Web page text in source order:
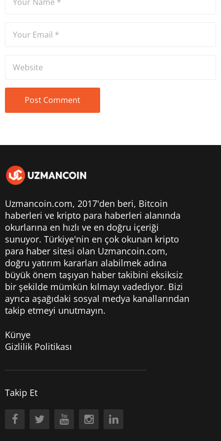
Uzmancoin.com, 2017'den beri, Bitcoin
haberleri ve kripto para haberleri alanında
okurlarına en hızlı ve en doğru içeriği
sunuyor. Türkiye'nin en çok okunan kripto
para haber sitesi olan Uzmancoin.com,
doğru yatırım kararları alabilmek adına
büyük önem taşıyan haber takibini eksiksiz
bir şekilde mümkün kılmayı vadediyor. Bizi
ayrıca aşağıdaki sosyal medya kanallarından
takip etmeyi unutmayın.
Künye
Gizlilik Politikası
Takip Et